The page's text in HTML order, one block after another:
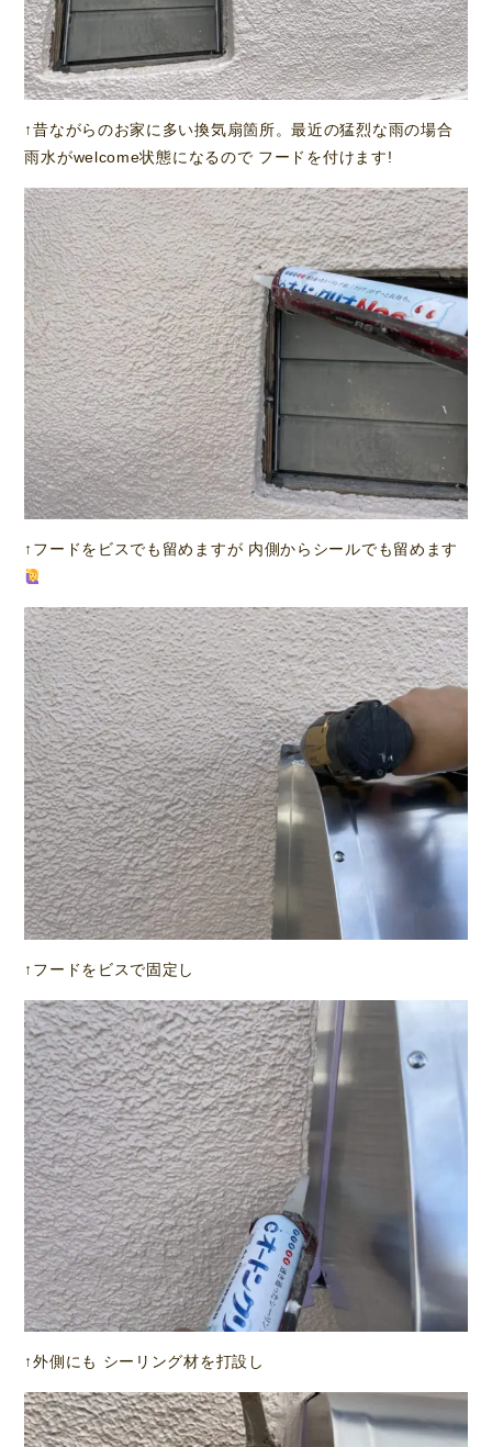
↑昔ながらのお家に多い換気扇箇所。最近の猛烈な雨の場合
雨水がwelcome状態になるので フードを付けます!
↑フードをビスでも留めますが 内側からシールでも留めます
↑フードをビスで固定し
↑外側にも シーリング材を打設し